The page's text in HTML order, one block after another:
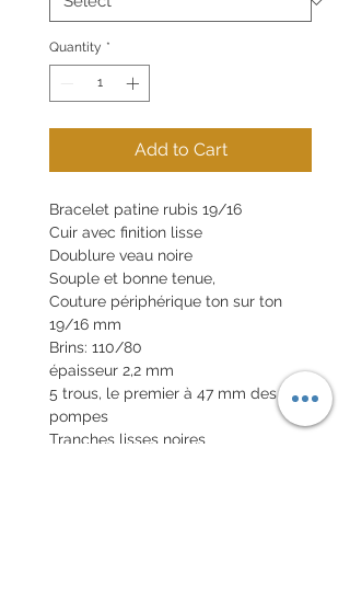
Quantity *
Add to Cart
Bracelet patine rubis 19/16
Cuir avec finition lisse
Doublure veau noire
Souple et bonne tenue,
Couture périphérique ton sur ton
19/16 mm
Brins: 110/80
épaisseur 2,2 mm
5 trous, le premier à 47 mm des
pompes
Tranches lisses noires